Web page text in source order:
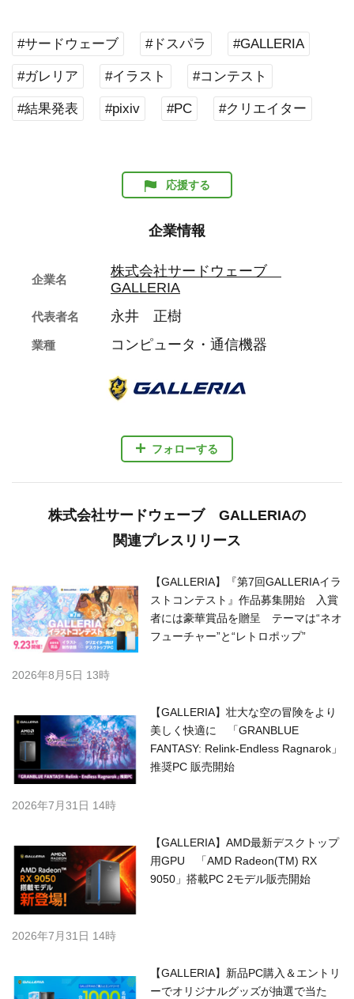
#サードウェーブ #ドスパラ #GALLERIA
#ガレリア #イラスト #コンテスト
#結果発表 #pixiv #PC #クリエイター
応援する
企業情報
フォローする
企業名
株式会社サードウェーブ
GALLERIA
代表者名 永井 正樹
業種 コンピュータ・通信機器
株式会社サードウェーブ GALLERIAの
関連プレスリリース
【GALLERIA】『第7回GALLERIAイラ
ストコンテスト』作品募集開始 入賞
者には豪華賞品を贈呈 テーマは“ネオ
フューチャー”と“レトロポップ”
2026年8月5日 13時
【GALLERIA】壮大な空の冒険をより
美しく快適に 「GRANBLUE
FANTASY: Relink-Endless Ragnarok」
推奨PC 販売開始
2026年7月31日 14時
【GALLERIA】AMD最新デスクトップ
用GPU 「AMD Radeon(TM) RX
9050」搭載PC 2モデル販売開始
2026年7月31日 14時
【GALLERIA】新品PC購入＆エントリ
ーでオリジナルグッズが抽選で当た